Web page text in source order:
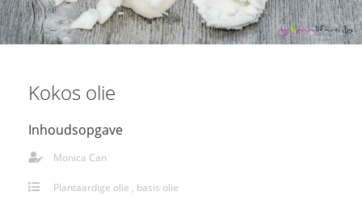
Kokos olie
Inhoudsopgave
Monica Can
Plantaardige olie , basis olie